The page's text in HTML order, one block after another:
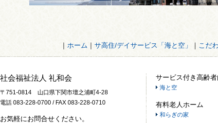
｜ ホーム ｜ サ高住/デイサービス「海と空」 ｜ こだ
社会福祉法人 礼和会
〒751-0814 山口県下関市壇之浦町4-28
電話 083-228-0700 / FAX 083-228-0710
お気軽にお問合せください。
サービス付き高齢
海と空
有料老人ホーム
和らぎの家